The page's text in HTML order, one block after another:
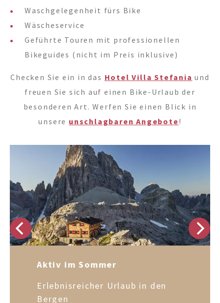
Waschgelegenheit fürs Bike
Wäscheservice
Geführte Touren mit professionellen
Bikeguides (nicht im Preis inklusive)
Checken Sie ein in das Hotel Villa Stefania und
freuen Sie sich auf einen Bike-Urlaub der
besonderen Art. Werfen Sie einen Blick in
unsere unschlagbaren Angebote!
Aktiv im Sommer
Erlebnisreicher Urlaub in den
Bergen